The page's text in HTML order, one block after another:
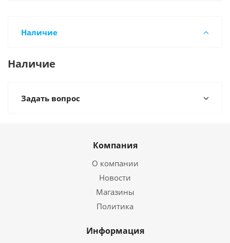
Наличие
Наличие
Задать вопрос
Компания
О компании
Новости
Магазины
Политика
Информация